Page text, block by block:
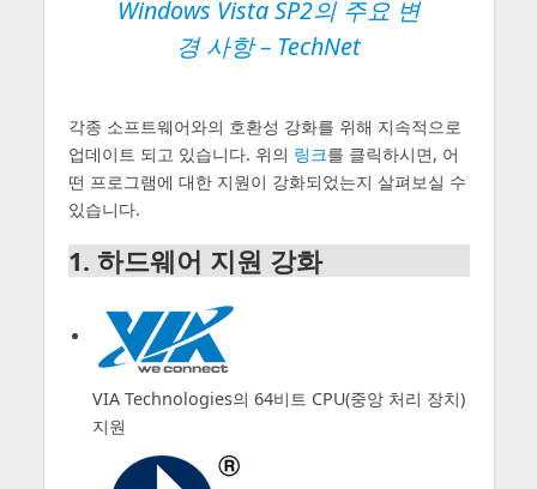
Windows Vista SP2의 주요 변
경 사항– TechNet
각종 소프트웨어와의 호환성 강화를 위해 지속적으로
업데이트 되고 있습니다. 위의 링크를 클릭하시면, 어
떤 프로그램에 대한 지원이 강화되었는지 살펴보실 수
있습니다.
1. 하드웨어 지원 강화
VIA Technologies의 64비트 CPU(중앙 처리 장치)
지원